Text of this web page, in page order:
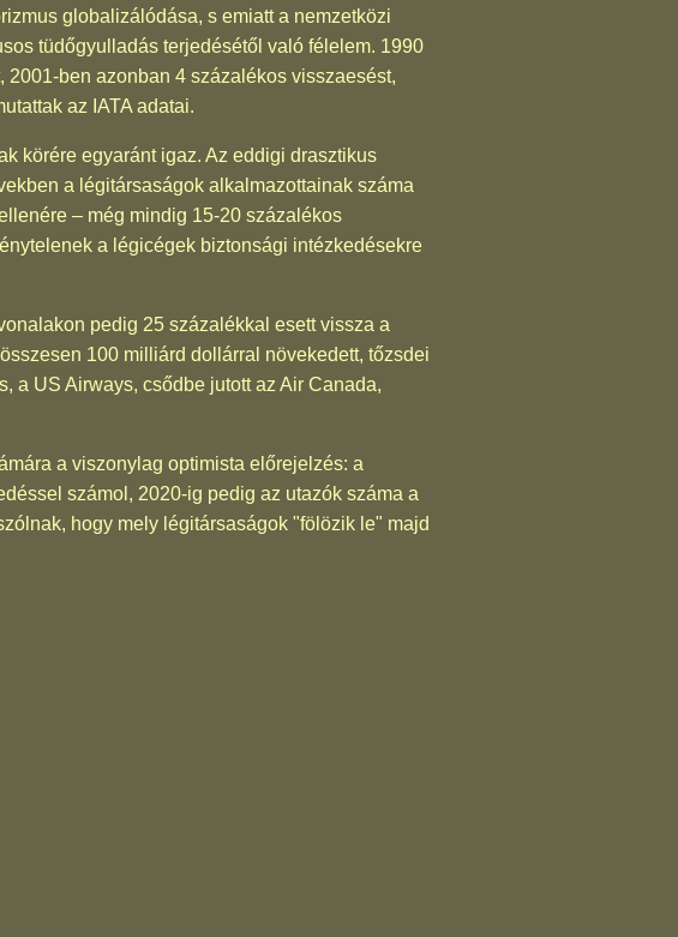
globalizálódása, s emiatt a nemzetközi
tüdőgyulladás terjedésétől való félelem. 1990
ben azonban 4 százalékos visszaesést,
az IATA adatai.
körére egyaránt igaz. Az eddigi drasztikus
a légitársaságok alkalmazottainak száma
– még mindig 15-20 százalékos
a légicégek biztonsági intézkedésekre
pedig 25 százalékkal esett vissza a
100 milliárd dollárral növekedett, tőzsdei
a US Airways, csődbe jutott az Air Canada,
a viszonylag optimista előrejelzés: a
számol, 2020-ig pedig az utazók száma a
hogy mely légitársaságok "fölözik le" majd